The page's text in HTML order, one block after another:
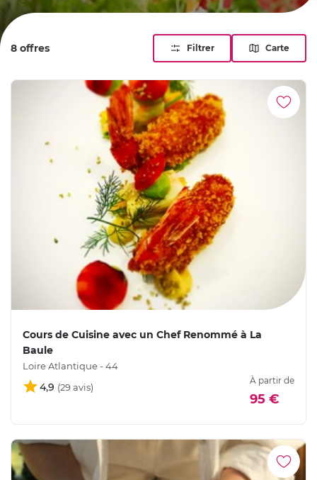
Nantes ou de la brioche vendéenne, ou plutôt un atelier
mayennaise !
8 offres Filtrer Carte
Cours de Cuisine avec un Chef Renommé à La
Baule
Loire Atlantique - 44
4,9
À partir de
95 €